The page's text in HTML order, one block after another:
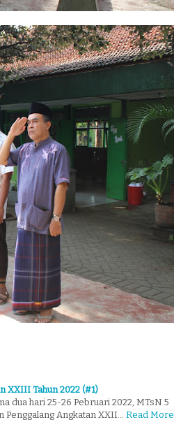
XXIII Tahun 2022 (#1)
dua hari 25-26 Pebruari 2022, MTsN 5
Penggalang Angkatan XXII… Read More